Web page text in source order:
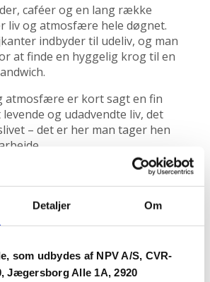
Detaljer Om
som udbydes af NPV A/S, CVR-
Jægersborg Alle 1A, 2920
caféer og en lang række
liv og atmosfære hele døgnet.
indbyder til udeliv, og man
at finde en hyggelig krog til en
atmosfære er kort sagt en fin
og udadvendte liv, det
– det er her man tager hen
nærkontakt til vandet
et forunderligt miljø, hvor boliger
af alle vandets
er der frit udsyn til vand, og den
ejendom.